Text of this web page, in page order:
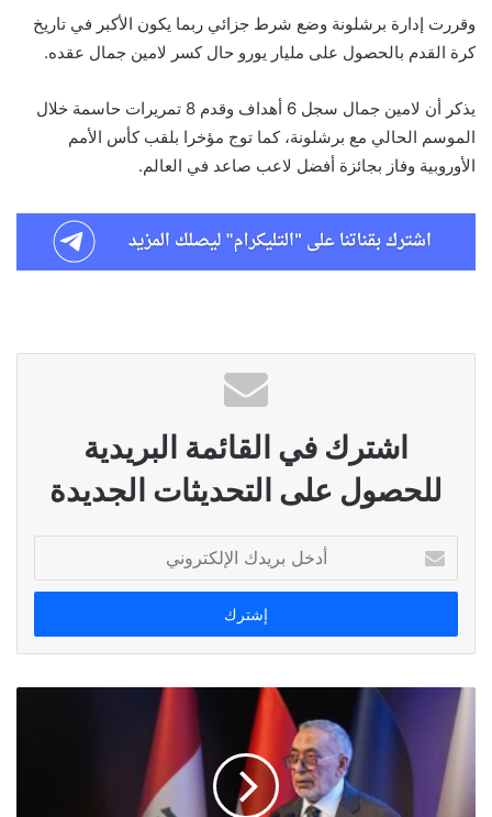
وقررت إدارة برشلونة وضع شرط جزائي ربما يكون الأكبر في تاريخ
كرة القدم بالحصول على مليار يورو حال كسر لامين جمال عقده.
يذكر أن لامين جمال سجل 6 أهداف وقدم 8 تمريرات حاسمة خلال
الموسم الحالي مع برشلونة، كما توج مؤخرا بلقب كأس الأمم
الأوروبية وفاز بجائزة أفضل لاعب صاعد في العالم.
اشترك في القائمة البريدية
للحصول على التحديثات الجديدة
بريدك
الإلكتروني